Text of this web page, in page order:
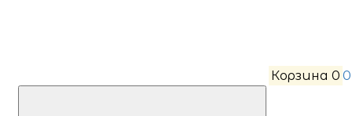
Корзина 0